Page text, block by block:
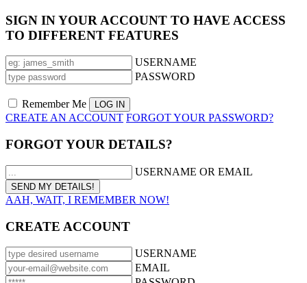
SIGN IN YOUR ACCOUNT TO HAVE ACCESS
TO DIFFERENT FEATURES
USERNAME
PASSWORD
Remember Me
CREATE AN ACCOUNT FORGOT YOUR PASSWORD?
FORGOT YOUR DETAILS?
USERNAME OR EMAIL
AAH, WAIT, I REMEMBER NOW!
CREATE ACCOUNT
USERNAME
EMAIL